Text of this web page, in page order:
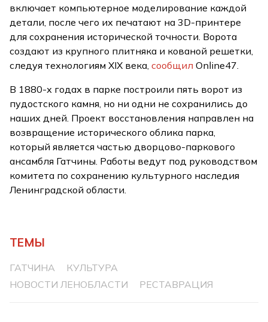
включает компьютерное моделирование каждой
детали, после чего их печатают на 3D-принтере
для сохранения исторической точности. Ворота
создают из крупного плитняка и кованой решетки,
следуя технологиям XIX века,сообщилOnline47.
В 1880-х годах в парке построили пять ворот из
пудостского камня, но ни одни не сохранились до
наших дней. Проект восстановления направлен на
возвращение исторического облика парка,
который является частью дворцово-паркового
ансамбля Гатчины. Работы ведут под руководством
комитета по сохранению культурного наследия
Ленинградской области.
ТЕМЫ
ГАТЧИНА
КУЛЬТУРА
НОВОСТИ ЛЕНОБЛАСТИ
РЕСТАВРАЦИЯ